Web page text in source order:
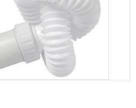
CHAUDIÈRE POÊLE
ET HUBLOT